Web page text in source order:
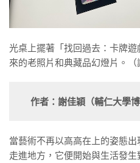
光桌上擺著「找回過去：卡牌
來的老照片和典藏品幻燈片。（
作者：謝佳穎（輔仁大學
當藝術不再以高高在上的姿態
走進地方，它便開始與生活發生